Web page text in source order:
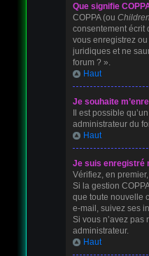
Que signifie
COPPA (ou
consentement écrit
vous enregistrez
juridiques et ne
forum ? ».
Haut
Je souhaite
Il est possible
administrateur du
Haut
Je suis enregistré
Vérifiez, en
Si la gestion
que toute nouvelle
e-mail, suivez ses
Si vous n’avez
administrateur.
Haut